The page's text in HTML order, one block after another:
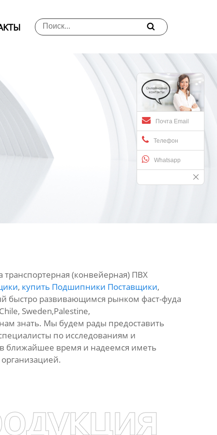

Почта Email
Телефон
Whatsapp
(конвейерная) ПВХ
, купить Подшипники Поставщики,
быстро развивающимся рынком фаст-фуда
Sweden,Palestine,
знать. Мы будем рады предоставить
по исследованиям и
ближайшее время и надеемся иметь